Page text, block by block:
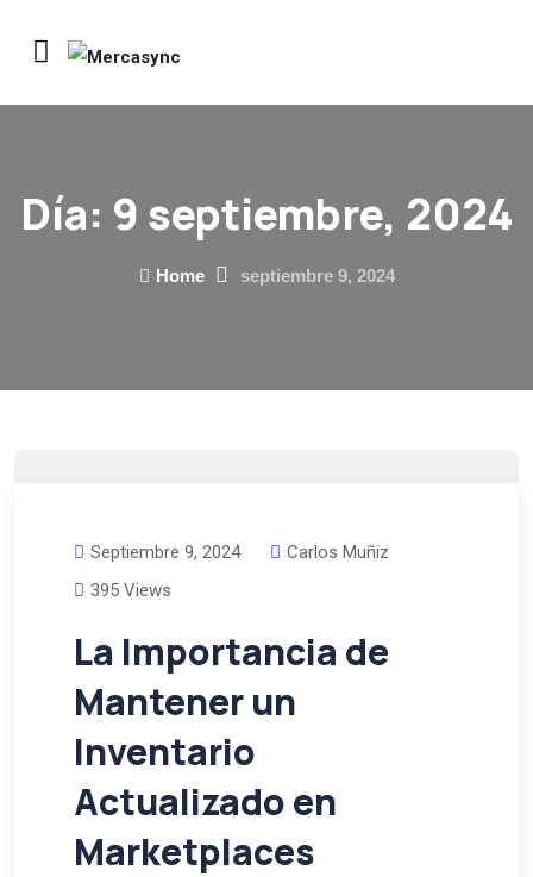
Día: 9 septiembre, 2024
Home septiembre 9, 2024
Septiembre 9, 2024
Carlos Muñiz
395 Views
La Importancia de
Mantener un
Inventario
Actualizado en
Marketplaces